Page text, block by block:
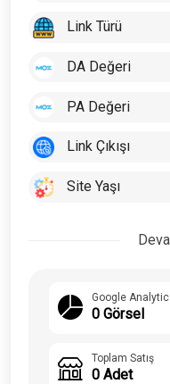
Link Türü
DA Değeri
PA Değeri
Link Çıkışı
Site Yaşı
Google
0 Görsel
Toplam Satış
0 Adet